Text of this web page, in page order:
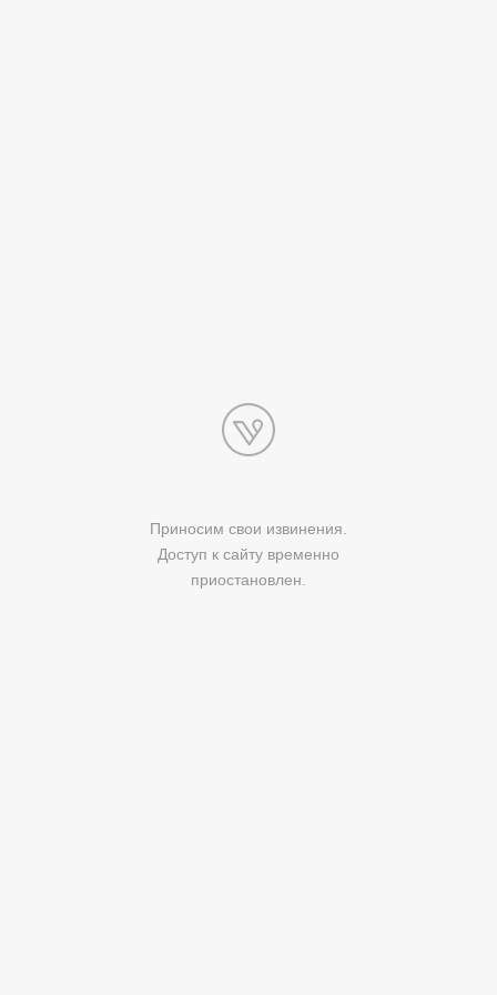
Приносим свои извинения.
Доступ к сайту временно
приостановлен.